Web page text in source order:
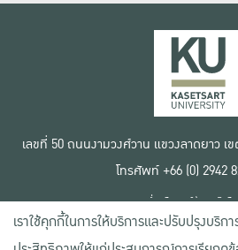
เลขที่ 50 ถนนงามวงศ์วาน แขวงลาดยาว เ
โทรศัพท์ +66 (0) 2942
เงื่อนไขการใช้งานเว็บไ
ข้อตกลงด้านสิทธิ์ใช้งา
นโยบายความเป็นส่วน
เราใช้คุกกี้ในการให้บริการและปรับปรุงบริก